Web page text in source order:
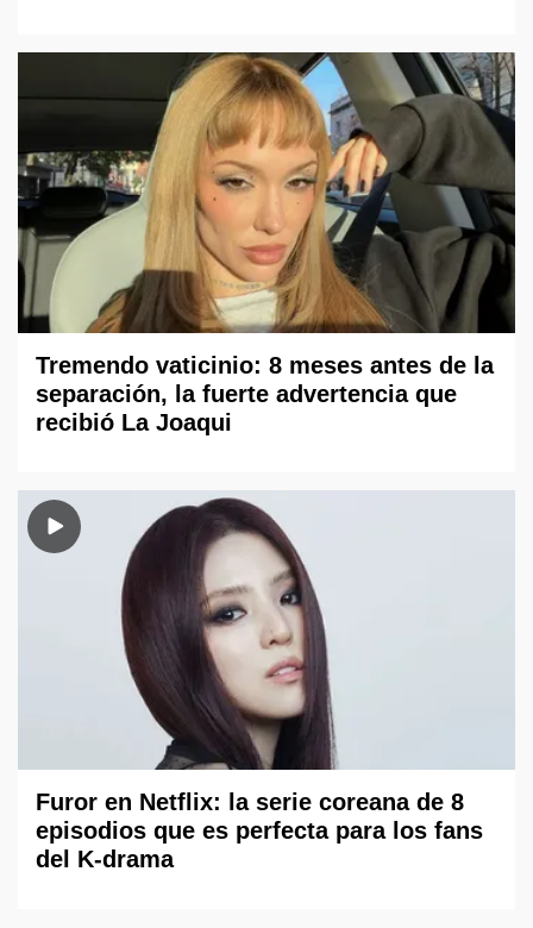
Tremendo vaticinio: 8 meses antes de la
separación, la fuerte advertencia que
recibió La Joaqui
Furor en Netflix: la serie coreana de 8
episodios que es perfecta para los fans
del K-drama